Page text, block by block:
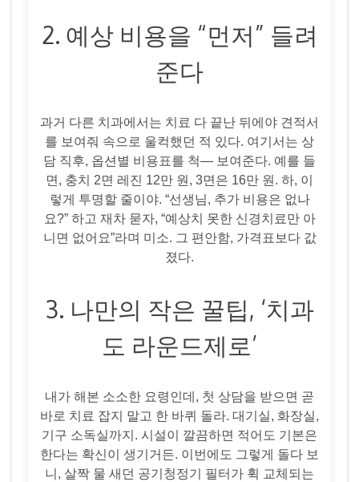
2. 예상 비용을 “먼저” 들려
준다
과거 다른 치과에서는 치료 다 끝난 뒤에야 견적서
를 보여줘 속으로 울컥했던 적 있다. 여기서는 상
담 직후, 옵션별 비용표를 척— 보여준다. 예를 들
면, 충치 2면 레진 12만 원, 3면은 16만 원. 하, 이
렇게 투명할 줄이야. “선생님, 추가 비용은 없나
요?” 하고 재차 묻자, “예상치 못한 신경치료만 아
니면 없어요”라며 미소. 그 편안함, 가격표보다 값
졌다.
3. 나만의 작은 꿀팁, ‘치과
도 라운드제로’
내가 해본 소소한 요령인데, 첫 상담을 받으면 곧
바로 치료 잡지 말고 한 바퀴 돌라. 대기실, 화장실,
기구 소독실까지. 시설이 깔끔하면 적어도 기본은
한다는 확신이 생기거든. 이번에도 그렇게 돌다 보
니, 살짝 물 새던 공기청정기 필터가 휙 교체되는